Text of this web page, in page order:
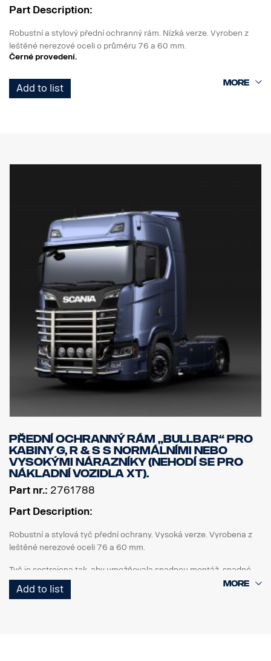
Part Description:
Robustní a stylový přední ochranný rám. Nízká verze. Vyroben z
leštěné nerezové oceli o průměru 76 a 60 mm.
Černé provedení.
Rám je konstruován tak, aby umožňoval snadnou montáž, snadné
sklopení a přístup/použití originální tažné tyče, protože spodní
držáky pro horní svislé tyče. Předem namontovaný připojovací
klasickými nebo vysokými nárazníky, je doporučován pro dosažení
nejlepší možné světlé výšky, ale je vhodný také pro 40mm
vysunuté nárazníky.
NEHODÍ se pro nízké nebo vysunuté ocelové „XT“ nárazníky.
Součástí dodávky jsou nástroje pro montáž, 8 ks držáků svítidel a
montážní instrukce.
(Světla nejsou součástí dodávky.)
Add to list
Přední ochranný rám „Bullbar“ pro
kabiny G, R & S s normálními nebo
vysokými nárazníky (nehodí se pro
nákladní vozidla XT).
Part nr.: 2761788
Part Description:
Robustní a stylová tyč přední ochrany. Vysoká verze. Vyrobena z
leštěné nerezové oceli 76 a 60 mm.
Tyč je sestrojena tak, aby umožňovala snadnou montáž, snadné
sklopení a přístup/použití originální spojovací tyče. Spodní
koncové trubky lze snadno odmontovat bez použití jakýchkoli
Add to list